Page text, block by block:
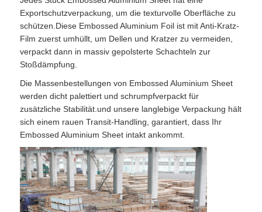
Exportschutzverpackung, um die texturvolle Oberfläche zu
schützen.Diese Embossed Aluminium Foil ist mit Anti-Kratz-
Film zuerst umhüllt, um Dellen und Kratzer zu vermeiden,
verpackt dann in massiv gepolsterte Schachteln zur
Stoßdämpfung.
Die Massenbestellungen von Embossed Aluminium Sheet
werden dicht palettiert und schrumpfverpackt für
zusätzliche Stabilität.und unsere langlebige Verpackung hält
sich einem rauen Transit-Handling, garantiert, dass Ihr
Embossed Aluminium Sheet intakt ankommt.